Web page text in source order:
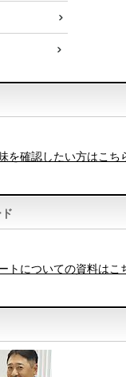
を確認したい方はこち
トについての資料はこ